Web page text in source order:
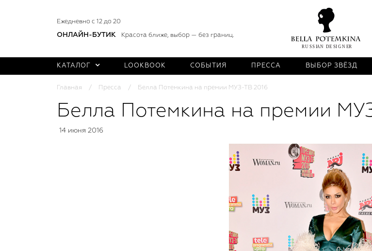
Ежедневно с 12 до 20
ОНЛАЙН-БУТИК Красота ближе, выбор — без границ.
КАТАЛОГ LOOKBOOK СОБЫТИЯ ПРЕССА ВЫБОР ЗВЁЗД
Главная Пресса Белла Потемкина на премии МУЗ-ТВ 2016
Белла Потемкина на премии
14 июня 2016